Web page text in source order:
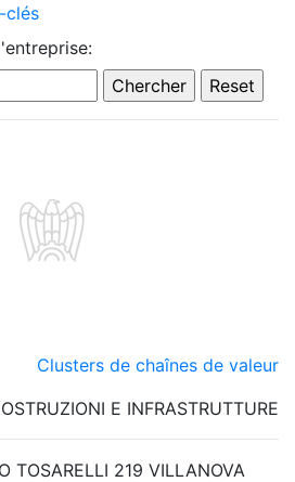
clés
Clusters de chaînes de valeur
E INFRASTRUTTURE
TOSARELLI 219 VILLANOVA